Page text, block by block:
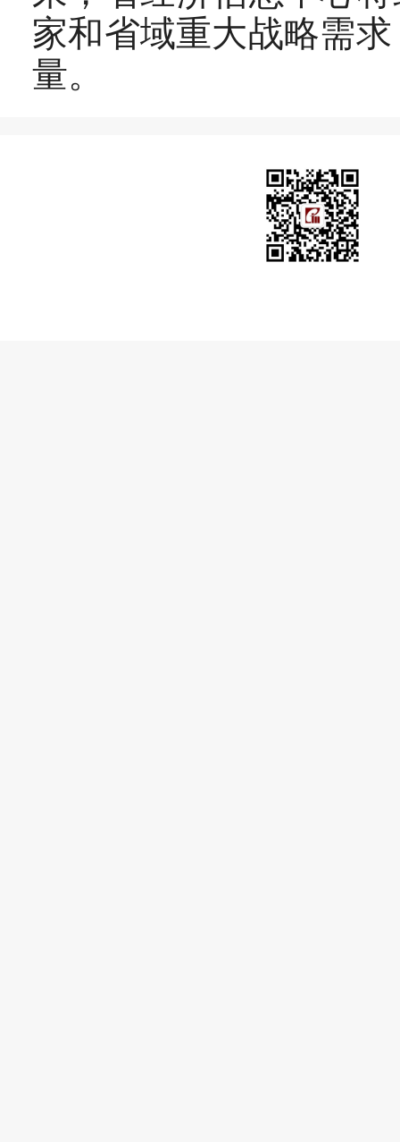
家和省域重大战略需
量。